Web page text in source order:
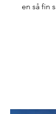
en så fin